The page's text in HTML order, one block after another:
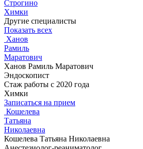
Строгино
Химки
Другие специалисты
Показать всех
Ханов
Рамиль
Маратович
Ханов Рамиль Маратович
Эндоскопист
Стаж работы с 2020 года
Химки
Записаться на прием
Кошелева
Татьяна
Николаевна
Кошелева Татьяна Николаевна